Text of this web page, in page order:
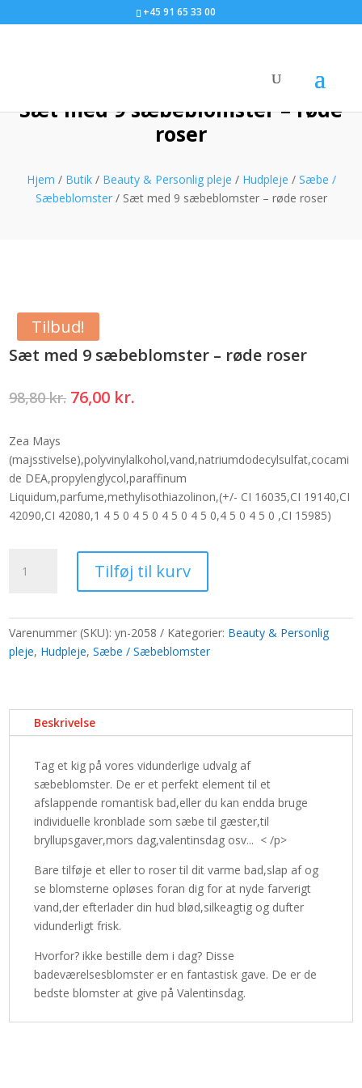
+45 91 65 33 00
Sæt med 9 sæbeblomster – røde
roser
Hjem / Butik/ Beauty & Personlig pleje / Hudpleje / Sæbe /
Sæbeblomster/ Sæt med 9 sæbeblomster – røde roser
Tilbud!
Sæt med 9 sæbeblomster – røde roser
98,80kr. Den
var:
98,80 kr..
76,00 kr.
er:
76,00 kr..
Zea Mays
(majsstivelse),polyvinylalkohol,vand,natriumdodecylsulfat,cocami
de DEA,propylenglycol,paraffinum
Liquidum,parfume,methylisothiazolinon,(+/- CI 16035,CI 19140,CI
42090,CI 42080,1 4 5 0 4 5 0 4 5 0 4 5 0,4 5 0 4 5 0 ,CI 15985)
med
-
røde
Tilføj til kurv
Varenummer (SKU):yn-2058 Kategorier: Beauty & Personlig
pleje, Hudpleje,Sæbe / Sæbeblomster
Beskrivelse
Tag et kig på vores vidunderlige udvalg af
sæbeblomster. De er et perfekt element til et
afslappende romantisk bad,eller du kan endda bruge
individuelle kronblade som sæbe til gæster,til
bryllupsgaver,mors dag,valentinsdag osv... < /p>
Bare tilføje et eller to roser til dit varme bad,slap af og
se blomsterne opløses foran dig for at nyde farverigt
vand,der efterlader din hud blød,silkeagtig og dufter
vidunderligt frisk.
Hvorfor? ikke bestille dem i dag? Disse
badeværelsesblomster er en fantastisk gave. De er de
bedste blomster at give på Valentinsdag.